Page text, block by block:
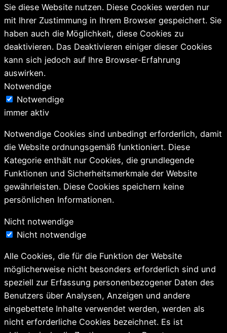
Sie diese Website nutzen. Diese Cookies werden nur
mit Ihrer Zustimmung in Ihrem Browser gespeichert. Sie
haben auch die Möglichkeit, diese Cookies zu
deaktivieren. Das Deaktivieren einiger dieser Cookies
kann sich jedoch auf Ihre Browser-Erfahrung
auswirken.
Notwendige
Notwendige
immer aktiv
Notwendige Cookies sind unbedingt erforderlich, damit
die Website ordnungsgemäß funktioniert. Diese
Kategorie enthält nur Cookies, die grundlegende
Funktionen und Sicherheitsmerkmale der Website
gewährleisten. Diese Cookies speichern keine
persönlichen Informationen.
Nicht notwendige
Nicht notwendige
Alle Cookies, die für die Funktion der Website
möglicherweise nicht besonders erforderlich sind und
speziell zur Erfassung personenbezogener Daten des
Benutzers über Analysen, Anzeigen und andere
eingebettete Inhalte verwendet werden, werden als
nicht erforderliche Cookies bezeichnet. Es ist